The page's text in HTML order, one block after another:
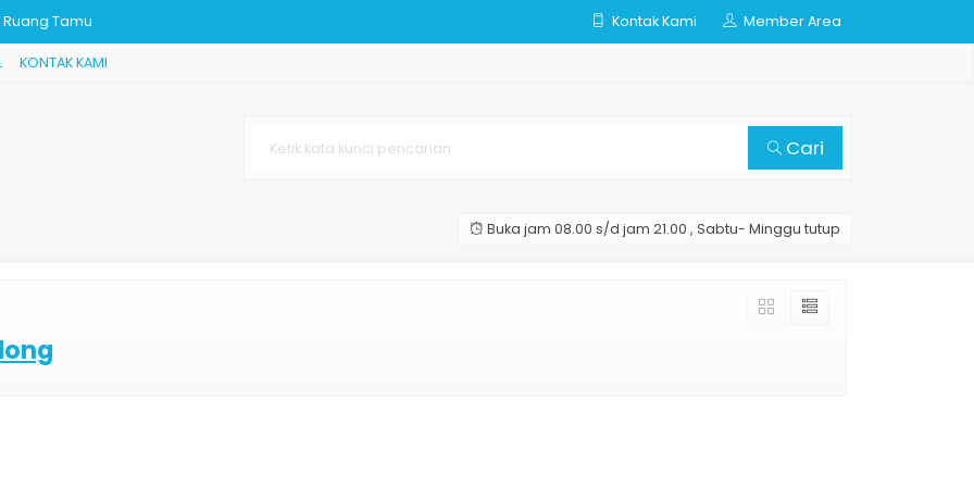
Tamu Kontak Kami Member Area
KONTAK KAMI
Cari
Buka jam 08.00 s/d jam 21.00 , Sabtu- Minggu tutup